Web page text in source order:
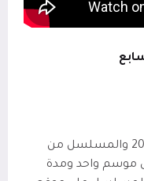
هو مسلسل فانتازيا من إنتاج عام 2019 والمسلسل من
موسم واحد ومدة